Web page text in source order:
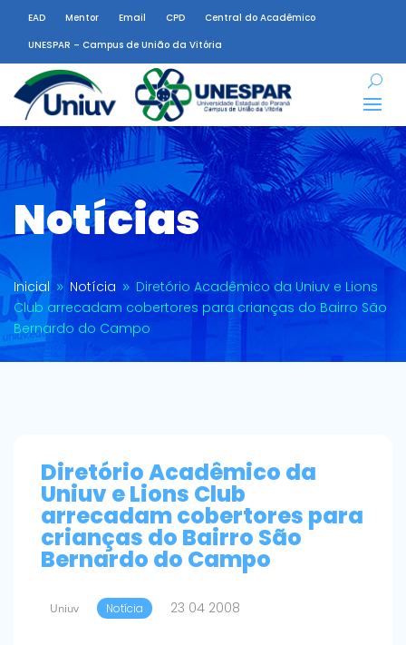
EAD Mentor Email CPD
Central do Acadêmico
UNESPAR – Campus de União da Vitória
Notícias
Inicial 9 Notícia 9 Diretório Acadêmico da Uniuv e Lions
Club arrecadam cobertores para crianças do Bairro São
Bernardo do Campo
Diretório Acadêmico da
Uniuv e Lions Club
arrecadam cobertores para
crianças do Bairro São
Bernardo do Campo
Uniuv Notícia 23 04 2008